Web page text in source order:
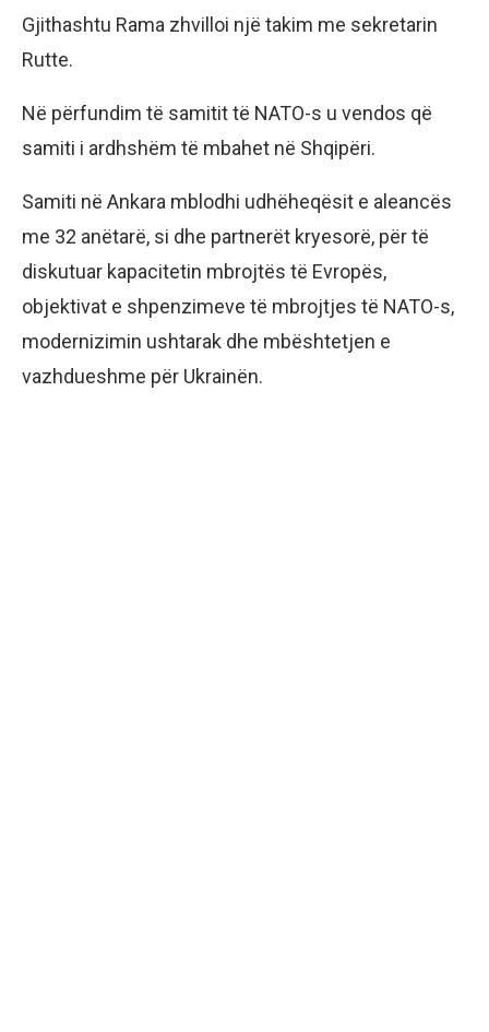
Gjithashtu Rama zhvilloi një takim me sekretarin
Rutte.
Në përfundim të samitit të NATO-s u vendos që
samiti i ardhshëm të mbahet në Shqipëri.
Samiti në Ankara mblodhi udhëheqësit e aleancës
me 32 anëtarë, si dhe partnerët kryesorë, për të
diskutuar kapacitetin mbrojtës të Evropës,
objektivat e shpenzimeve të mbrojtjes të NATO-s,
modernizimin ushtarak dhe mbështetjen e
vazhdueshme për Ukrainën.